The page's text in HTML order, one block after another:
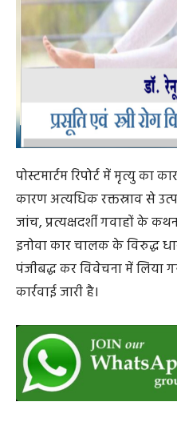
पोस्टमार्टम रिपोर्ट में मृत्यु
कारण अत्यधिक रक्तस्राव से
जांच, प्रत्यक्षदर्शी गवाहों के
इनोवा कार चालक के विरुद्ध
पंजीबद्ध कर विवेचना में लिया
कार्रवाई जारी है।